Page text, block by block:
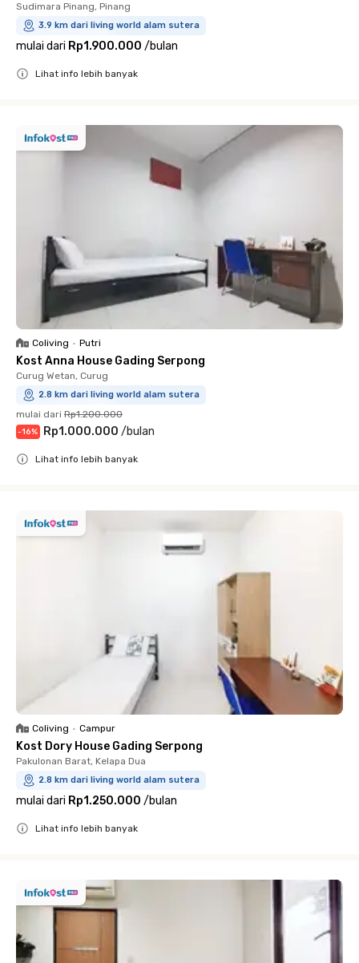
Sudimara Pinang, Pinang
3.9 km dari living world alam sutera
mulai dari Rp1.900.000 /bulan
Lihat info lebih banyak
Coliving • Putri
Kost Anna House Gading Serpong
Curug Wetan, Curug
2.8 km dari living world alam sutera
mulai dari Rp1.200.000
-16% Rp1.000.000 /bulan
Lihat info lebih banyak
Coliving • Campur
Kost Dory House Gading Serpong
Pakulonan Barat, Kelapa Dua
2.8 km dari living world alam sutera
mulai dari Rp1.250.000 /bulan
Lihat info lebih banyak